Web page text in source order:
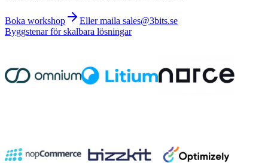
Boka workshop
Eller maila sales@3bits.se
Byggstenar för skalbara lösningar